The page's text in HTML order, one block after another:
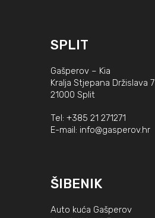
SPLIT
Gašperov – Kia
Kralja Stjepana Držislava 7
21000 Split
Tel: +385 21 271271
E-mail: info@gasperov.hr
ŠIBENIK
Auto kuća Gašperov